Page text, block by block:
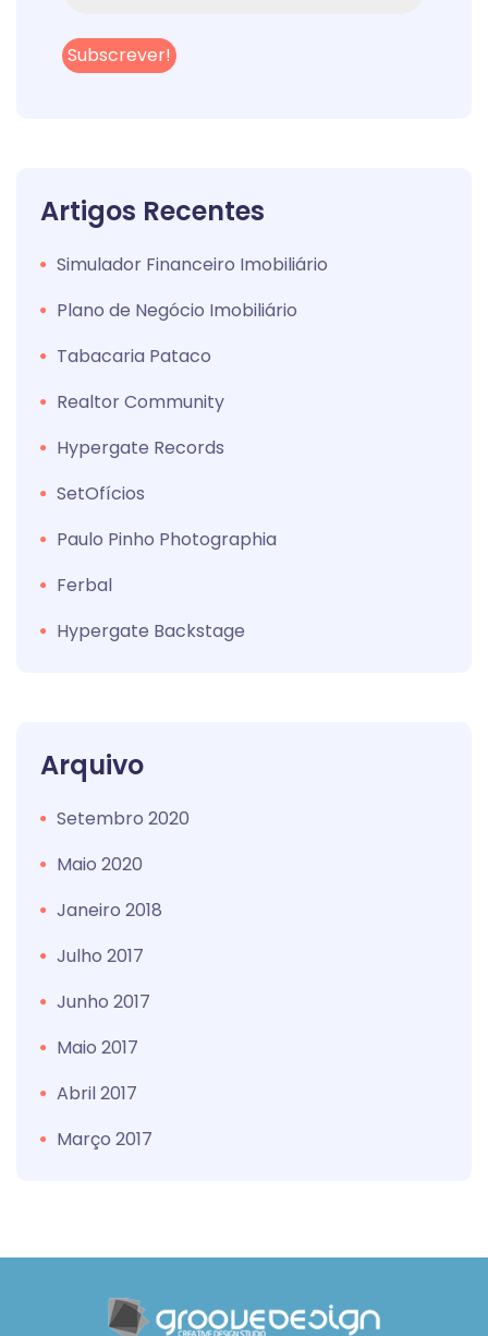
Artigos Recentes
Simulador Financeiro Imobiliário
Plano de Negócio Imobiliário
Tabacaria Pataco
Realtor Community
Hypergate Records
SetOfícios
Paulo Pinho Photographia
Ferbal
Hypergate Backstage
Arquivo
Setembro 2020
Maio 2020
Janeiro 2018
Julho 2017
Junho 2017
Maio 2017
Abril 2017
Março 2017